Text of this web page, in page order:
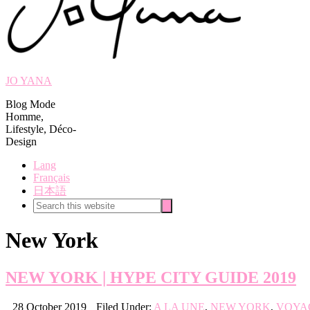
JO YANA
Blog Mode
Homme,
Lifestyle, Déco-
Design
Lang
Français
日本語
Search
this
New York
NEW YORK | HYPE CITY GUIDE 2019
28 October 2019 Filed Under: A LA UNE, NEW YORK,